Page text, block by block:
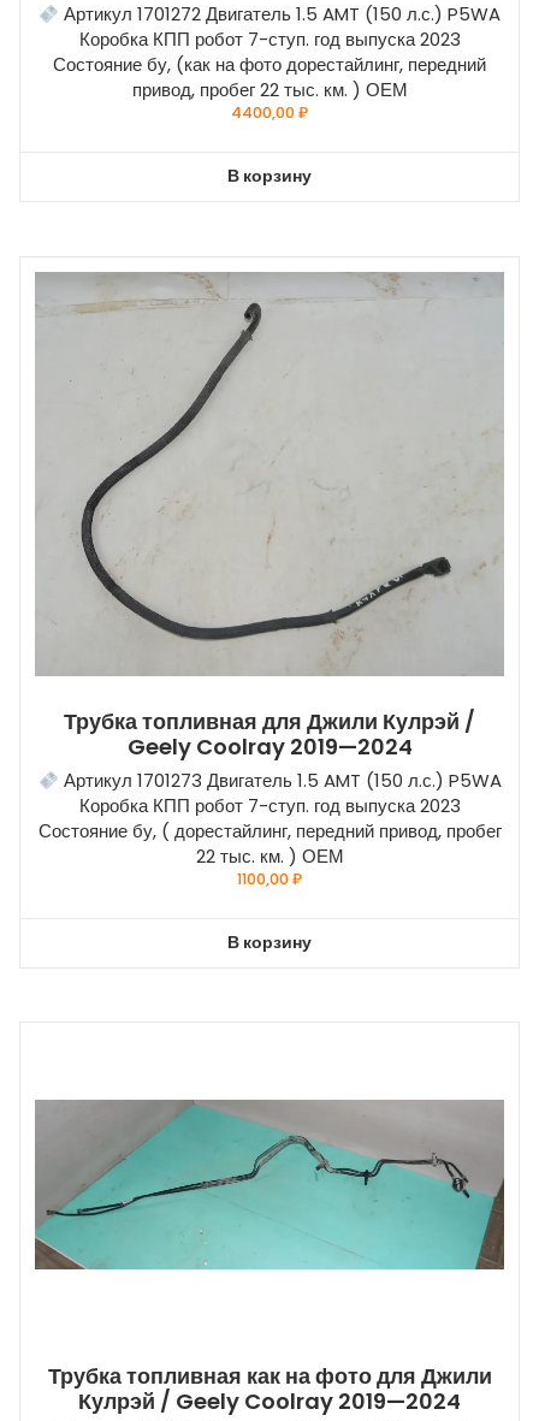
Артикул 1701272 Двигатель 1.5 AMT (150 л.с.) P5WA
Коробка КПП робот 7-ступ. год выпуска 2023
Состояние бу, (как на фото дорестайлинг, передний
привод, пробег 22 тыс. км. ) ОЕМ
4400,00₽
В корзину
Трубка топливная для Джили Кулрэй /
Geely Coolray 2019—2024
Артикул 1701273 Двигатель 1.5 AMT (150 л.с.) P5WA
Коробка КПП робот 7-ступ. год выпуска 2023
Состояние бу, ( дорестайлинг, передний привод, пробег
22 тыс. км. ) ОЕМ
1100,00₽
В корзину
Трубка топливная как на фото для Джили
Кулрэй / Geely Coolray 2019—2024